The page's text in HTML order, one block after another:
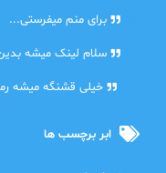
برای منم میفرستی...
سلام لینک میشه
خیلی قشنگه میشه
ابر برچسب ها